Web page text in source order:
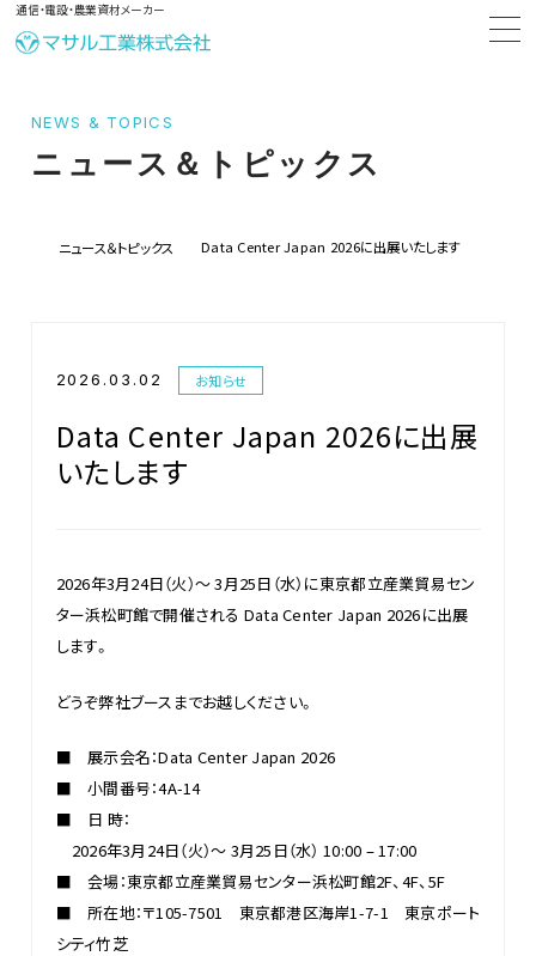
通信・電設・農業資材メーカー
NEWS & TOPICS
ニュース＆トピックス
ニュース＆トピックス Data Center Japan 2026に出展いたします
2026.03.02 お知らせ
Data Center Japan 2026に出展
いたします
2026年3月24日（火）～ 3月25日（水）に東京都立産業貿易セン
ター浜松町館で開催される Data Center Japan 2026に出展
します。
どうぞ弊社ブースまでお越しください。
■ 展示会名：Data Center Japan 2026
■ 小間番号：4A-14
■ 日 時：
2026年3月24日（火）～ 3月25日（水） 10:00 – 17:00
■ 会場：東京都立産業貿易センター浜松町館2F、4F、5F
■ 所在地：〒105-7501 東京都港区海岸1-7-1 東京ポート
シティ竹芝